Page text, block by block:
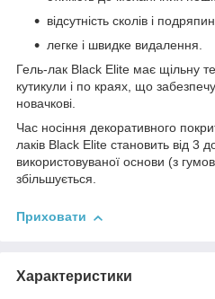
відсутність сколів і
легке і швидке видалення.
Гель-лак Black Elite має щільну
кутикули і по краях, що
новачкові.
Час носіння декоративного
лаків Black Elite становить від 3
використовуваної основи (з
збільшується.
Приховати
Характеристики